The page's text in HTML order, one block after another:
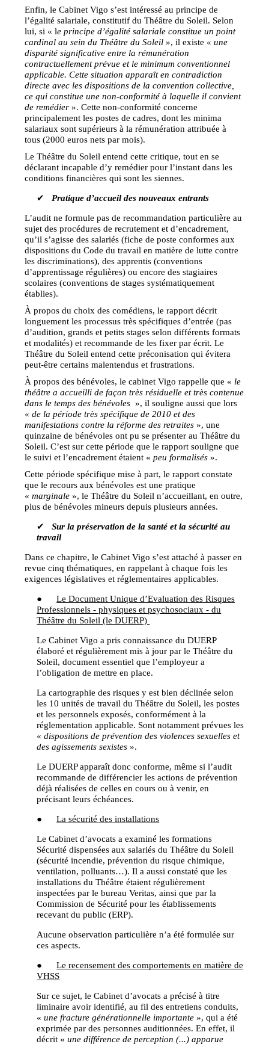
Enfin, le Cabinet Vigo s’est intéressé au principe de
l’égalité salariale, constitutif du Théâtre du Soleil. Selon
lui, si « le principe d’égalité salariale constitue un point
cardinal au sein du Théâtre du Soleil », il existe «une
disparité significative entre la rémunération
contractuellement prévue et le minimum conventionnel
applicable. Cette situation apparaît en contradiction
directe avec les dispositions de la convention collective,
ce qui constitue une non-conformité à laquelle il convient
de remédier ». Cette non-conformité concerne
principalement les postes de cadres, dont les minima
salariaux sont supérieurs à la rémunération attribuée à
tous (2000 euros nets par mois).
Le Théâtre du Soleil entend cette critique, tout en se
déclarant incapable d’y remédier pour l’instant dans les
conditions financières qui sont les siennes.
✔
Pratique d’accueil des nouveaux entrants
L’audit ne formule pas de recommandation particulière au
sujet des procédures de recrutement et d’encadrement,
qu’il s’agisse des salariés (fiche de poste conformes aux
dispositions du Code du travail en matière de lutte contre
les discriminations), des apprentis (conventions
d’apprentissage régulières) ou encore des stagiaires
scolaires (conventions de stages systématiquement
établies).
À propos du choix des comédiens, le rapport décrit
longuement les processus très spécifiques d’entrée (pas
d’audition, grands et petits stages selon différents formats
et modalités) et recommande de les fixer par écrit. Le
Théâtre du Soleil entend cette préconisation qui évitera
peut-être certains malentendus et frustrations.
À propos des bénévoles, le cabinet Vigo rappelle que « le
théâtre a accueilli de façon très résiduelle et très contenue
dans le temps des bénévoles », il souligne aussi que lors
«de la période très spécifique de 2010 et des
manifestations contre la réforme des retraites », une
quinzaine de bénévoles ont pu se présenter au Théâtre du
Soleil. C’est sur cette période que le rapport souligne que
le suivi et l’encadrement étaient «peu formalisés ».
Cette période spécifique mise à part, le rapport constate
que le recours aux bénévoles est une pratique
«marginale », le Théâtre du Soleil n’accueillant, en outre,
plus de bénévoles mineurs depuis plusieurs années.
✔Sur la préservation de la santé et la sécurité au
travail
Dans ce chapitre, le Cabinet Vigo s’est attaché à passer en
revue cinq thématiques, en rappelant à chaque fois les
exigences législatives et réglementaires applicables.
●Le Document Unique d’Evaluation des Risques
Professionnels - physiques et psychosociaux - du
Théâtre du Soleil (le DUERP)
Le Cabinet Vigo a pris connaissance du DUERP
élaboré et régulièrement mis à jour par le Théâtre du
Soleil, document essentiel que l’employeur a
l’obligation de mettre en place.
La cartographie des risques y est bien déclinée selon
les 10 unités de travail du Théâtre du Soleil, les postes
et les personnels exposés, conformément à la
réglementation applicable. Sont notamment prévues les
«dispositions de prévention des violences sexuelles et
des agissements sexistes ».
Le DUERP apparaît donc conforme, même si l’audit
recommande de différencier les actions de prévention
déjà réalisées de celles en cours ou à venir, en
précisant leurs échéances.
●La sécurité des installations
Le Cabinet d’avocats a examiné les formations
Sécurité dispensées aux salariés du Théâtre du Soleil
(sécurité incendie, prévention du risque chimique,
ventilation, polluants…). Il a aussi constaté que les
installations du Théâtre étaient régulièrement
inspectées par le bureau Veritas, ainsi que par la
Commission de Sécurité pour les établissements
recevant du public (ERP).
Aucune observation particulière n’a été formulée sur
ces aspects.
●Le recensement des comportements en matière de
VHSS
Sur ce sujet, le Cabinet d’avocats a précisé à titre
liminaire avoir identifié, au fil des entretiens conduits,
«une fracture générationnelle importante », qui a été
exprimée par des personnes auditionnées. En effet, il
décrit «une différence de perception (...) apparue